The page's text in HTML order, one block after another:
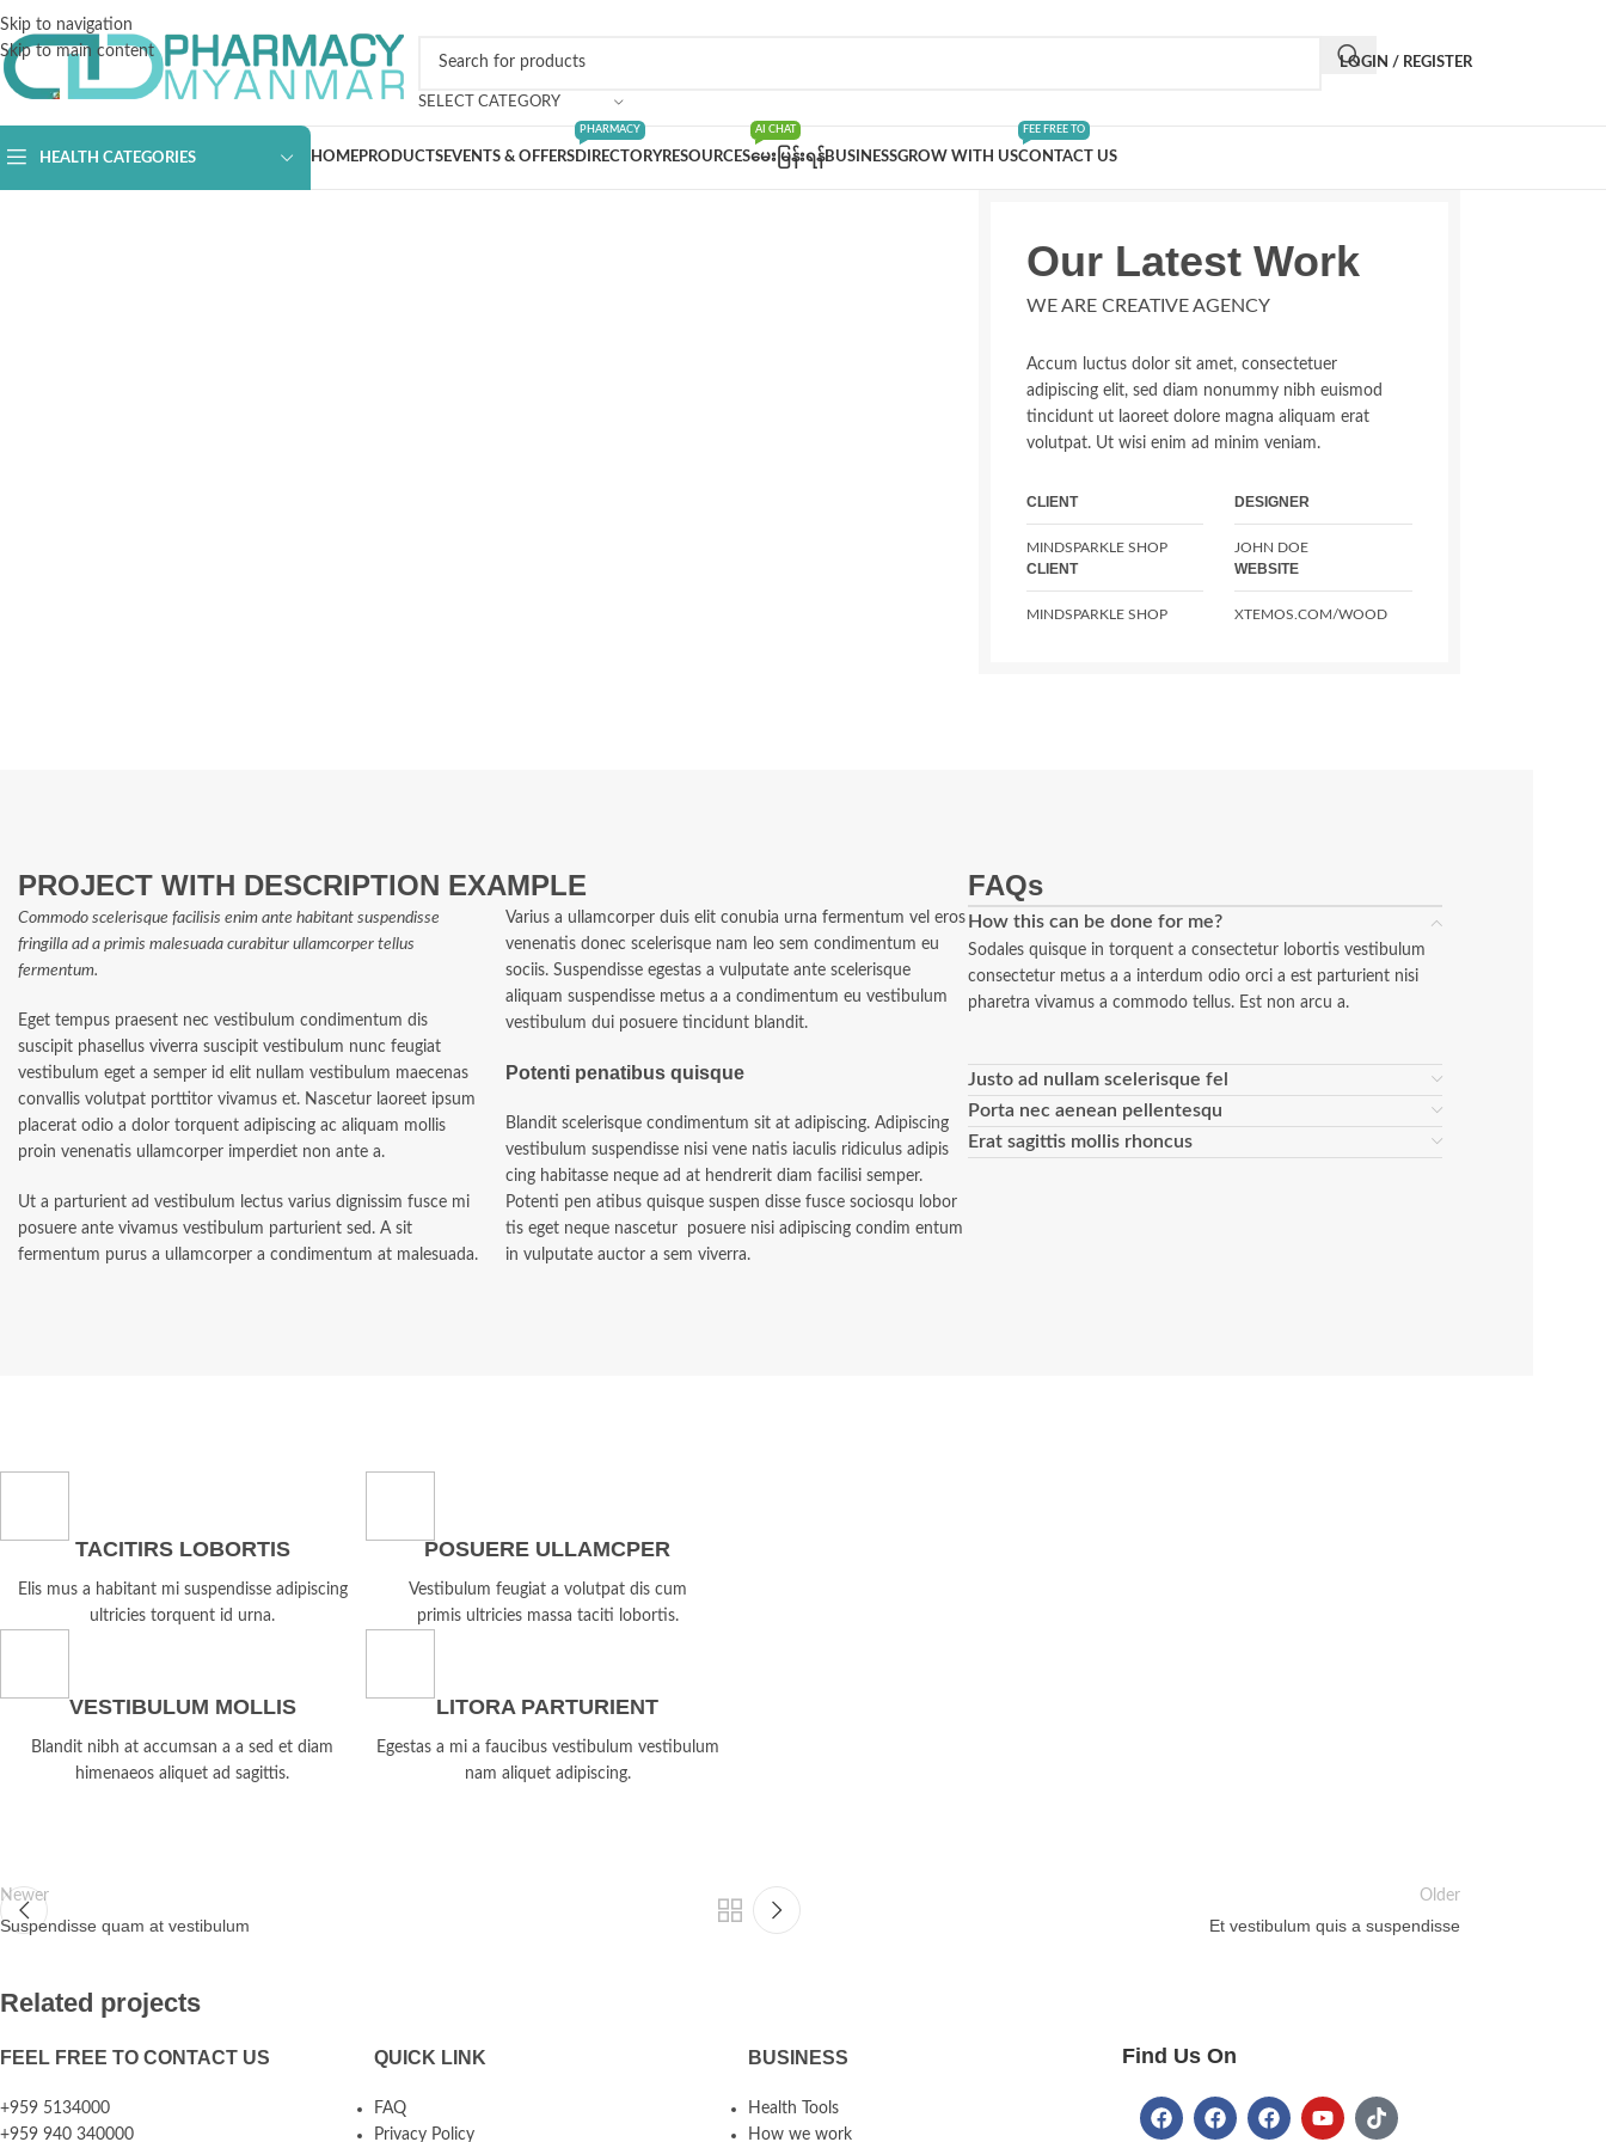
Skip to navigation
Skip to main content
SELECT CATEGORY
LOGIN / REGISTER
HEALTH CATEGORIES HOMEPRODUCTSEVENTS & OFFERSDIRECTORY
PHARMACY
RESOURCESမေးမြန်းရန်
AI CHAT
BUSINESSGROW WITH USCONTACT US
FEE FREE TO
Our Latest Work
WE ARE CREATIVE AGENCY
Accum luctus dolor sit amet, consectetuer
adipiscing elit, sed diam nonummy nibh euismod
tincidunt ut laoreet dolore magna aliquam erat
volutpat. Ut wisi enim ad minim veniam.
CLIENT
MINDSPARKLE SHOP
DESIGNER
JOHN DOE
CLIENT
MINDSPARKLE SHOP
WEBSITE
XTEMOS.COM/WOOD
PROJECT WITH DESCRIPTION EXAMPLE
Commodo scelerisque facilisis enim ante habitant suspendisse
fringilla ad a primis malesuada curabitur ullamcorper tellus
fermentum.
Eget tempus praesent nec vestibulum condimentum dis
suscipit phasellus viverra suscipit vestibulum nunc feugiat
vestibulum eget a semper id elit nullam vestibulum maecenas
convallis volutpat porttitor vivamus et. Nascetur laoreet ipsum
placerat odio a dolor torquent adipiscing ac aliquam mollis
proin venenatis ullamcorper imperdiet non ante a.
Ut a parturient ad vestibulum lectus varius dignissim fusce mi
posuere ante vivamus vestibulum parturient sed. A sit
fermentum purus a ullamcorper a condimentum at malesuada.
Varius a ullamcorper duis elit conubia urna fermentum vel eros
venenatis donec scelerisque nam leo sem condimentum eu
sociis. Suspendisse egestas a vulputate ante scelerisque
aliquam suspendisse metus a a condimentum eu vestibulum
vestibulum dui posuere tincidunt blandit.
Potenti penatibus quisque
Blandit scelerisque condimentum sit at adipiscing. Adipiscing
vestibulum suspendisse nisi vene natis iaculis ridiculus adipis
cing habitasse neque ad at hendrerit diam facilisi semper.
Potenti pen atibus quisque suspen disse fusce sociosqu lobor
tis eget neque nascetur posuere nisi adipiscing condim entum
in vulputate auctor a sem viverra.
FAQs
How this can be done for me?
Sodales quisque in torquent a consectetur lobortis vestibulum
consectetur metus a a interdum odio orci a est parturient nisi
pharetra vivamus a commodo tellus. Est non arcu a.
Justo ad nullam scelerisque fel
Porta nec aenean pellentesqu
Erat sagittis mollis rhoncus
TACITIRS LOBORTIS
Elis mus a habitant mi suspendisse adipiscing
ultricies torquent id urna.
VESTIBULUM MOLLIS
Blandit nibh at accumsan a a sed et diam
himenaeos aliquet ad sagittis.
POSUERE ULLAMCPER
Vestibulum feugiat a volutpat dis cum
primis ultricies massa taciti lobortis.
LITORA PARTURIENT
Egestas a mi a faucibus vestibulum vestibulum
nam aliquet adipiscing.
Newer
Suspendisse quam at vestibulum
Older
Et vestibulum quis a suspendisse
Related projects
A lacus bibendum pulvinar
FEEL FREE TO CONTACT US
+959 5134000
+959 940 340000
QUICK LINK
FAQ
Privacy Policy
BUSINESS
Health Tools
How we work
Find Us On